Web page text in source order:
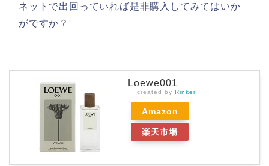
ネットで出回っていれば是非購入してみてはいか
がですか？
Loewe001
created by Rinker
Amazon
楽天市場